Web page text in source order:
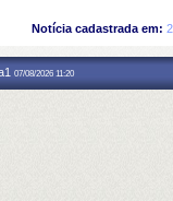
Notícia cadastrada em:
07/08/2026 11:20